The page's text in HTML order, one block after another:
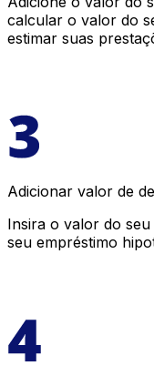
calcular o valor do
estimar suas
Adicionar valor de
Insira o valor do
seu empréstimo